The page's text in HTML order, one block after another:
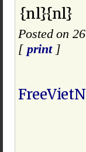
{nl}{nl}
Posted on
[ print]